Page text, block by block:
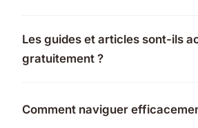
Les guides et articles sont-ils
gratuitement ?
Comment naviguer